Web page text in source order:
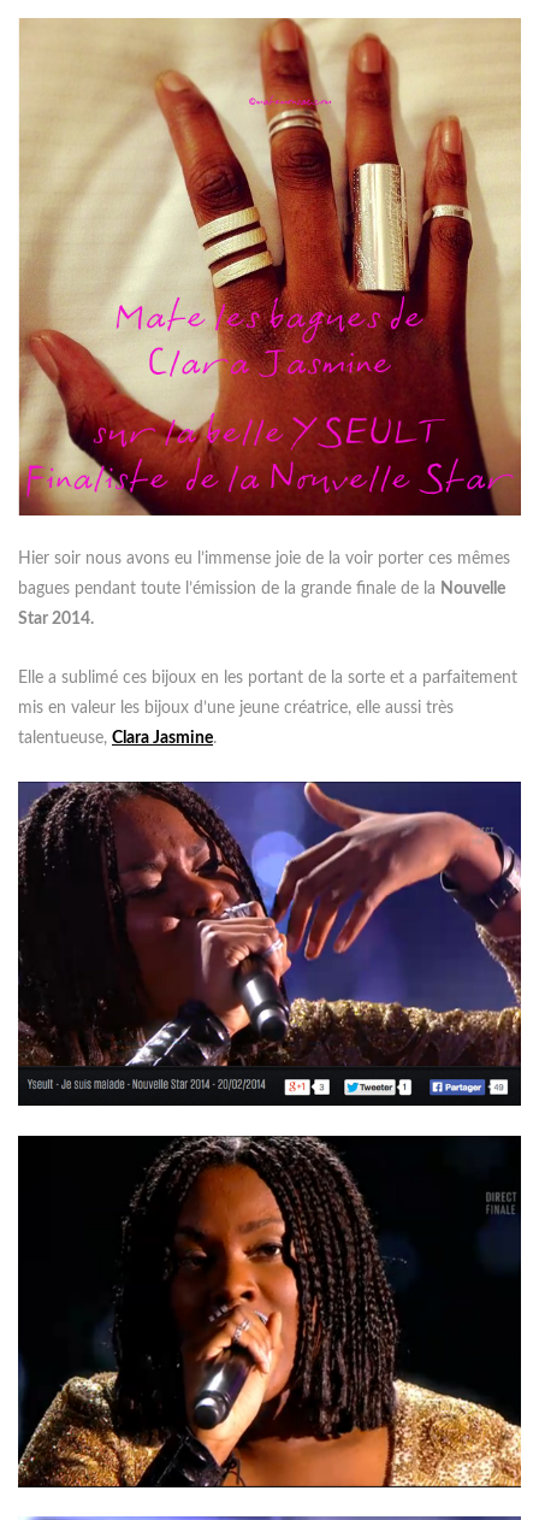
Hier soir nous avons eu l’immense joie de la voir porter ces mêmes
bagues pendant toute l’émission de la grande finale de la Nouvelle
Star 2014.
Elle a sublimé ces bijoux en les portant de la sorte et a parfaitement
mis en valeur les bijoux d’une jeune créatrice, elle aussi très
talentueuse, Clara Jasmine.